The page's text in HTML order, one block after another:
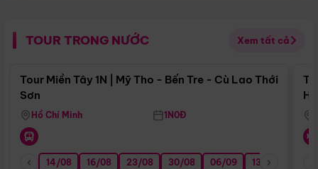
TOUR TRONG NƯỚC Xem tất cả
Điểm nổi bật
Tour Miền Tây 1N | Mỹ Tho - Bến Tre - Cù Lao Thới
Sơn
Hồ Chí Minh 1N0Đ
14/08 16/08 23/08 30/08 06/09 13/09